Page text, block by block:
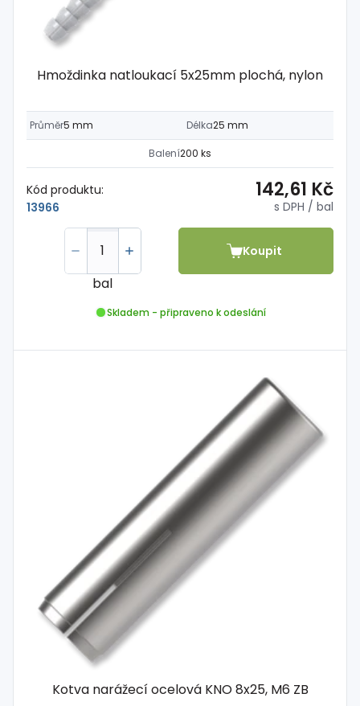
Hmoždinka natloukací 5x25mm plochá, nylon
Průměr5 mm Délka25 mm
Balení200 ks
Kód produktu:
13966
142,61 Kč
s DPH / bal
bal
Koupit
Skladem - připraveno k odeslání
Kotva narážecí ocelová KNO 8x25, M6 ZB